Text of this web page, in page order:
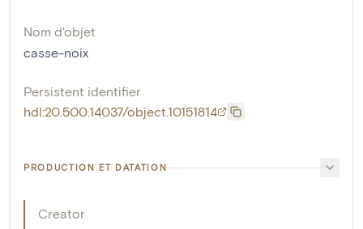
Nom d'objet
casse-noix
Persistent identifier
hdl:20.500.14037/object.10151814
PRODUCTION ET DATATION
Creator